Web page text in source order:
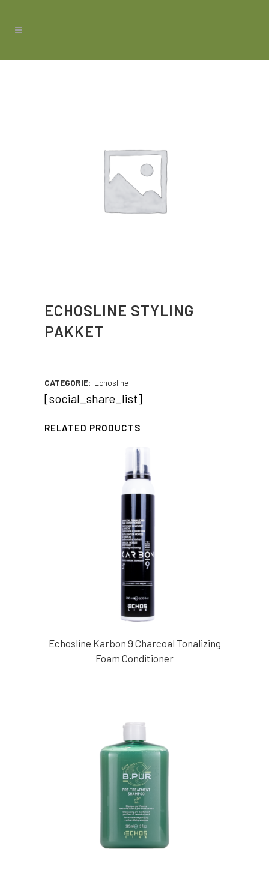
ECHOSLINE STYLING
PAKKET
CATEGORIE: Echosline
[social_share_list]
RELATED PRODUCTS
Echosline Karbon 9 Charcoal Tonalizing
Foam Conditioner